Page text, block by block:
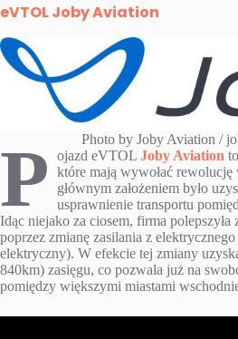
eVTOL Joby Aviation
Photo by Joby Aviation /
P ojazd eVTOL Joby Aviation
które mają wywołać
głównym założeniem było
usprawnienie transportu
Idąc niejako za ciosem, firma polepszyła
poprzez zmianę zasilania z
elektryczny). W efekcie tej zmiany
840km) zasięgu, co pozwala już na
pomiędzy większymi miastami